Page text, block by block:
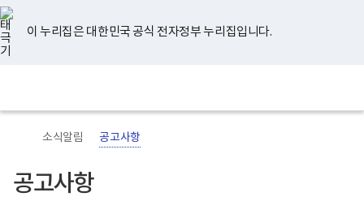
너
비
767px
이
하
이 누리집은 대한민국 공식 전자정부 누리집입니다.
지
검
메
홈
소식알림 공고사항
공고사항
유
튜
브
페
이
스
북
인
스
타
그
램
블
로
그